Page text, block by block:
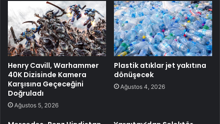
Henry Cavill, Warhammer
40K Dizisinde Kamera
Karşısına Geçeceğini
Doğruladı
Ağustos 5, 2026
Plastik atıklar jet yakıtına
dönüşecek
Ağustos 4, 2026